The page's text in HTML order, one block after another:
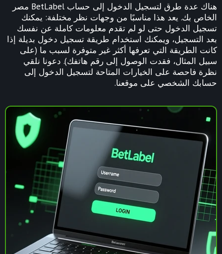
هناك عدة طرق لتسجيل الدخول إلى حساب BetLabel مصر
الخاص بك. يعد هذا مناسبًا من وجهات نظر مختلفة: يمكنك
تسجيل الدخول حتى لو لم تقدم معلومات كاملة عن نفسك
بعد التسجيل، ويمكنك استخدام طريقة تسجيل دخول بديلة إذا
كانت الطريقة التي تعرفها أكثر غير متوفرة لسبب ما (على
سبيل المثال، فقدت الوصول إلى رقم هاتفك). دعونا نلقي
نظرة فاحصة على الخيارات المتاحة لتسجيل الدخول إلى
حسابك الشخصي على موقعنا.